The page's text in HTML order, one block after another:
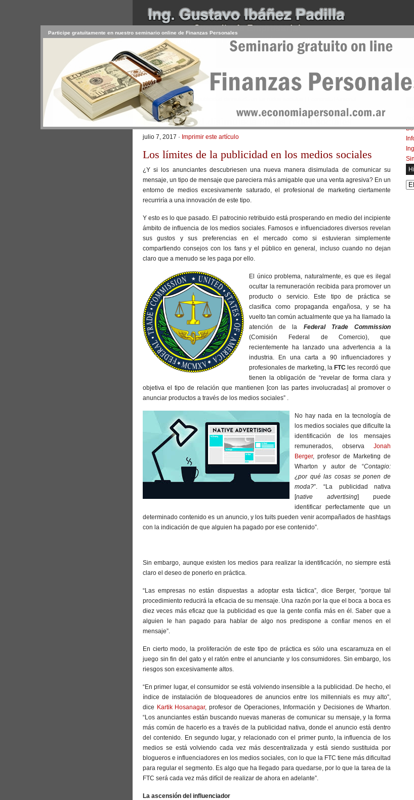
INICIO SERVICIOS
CONTACTO USUARIO
>Inicio/Artículos / La publicidad disimulada en las redes sociales | Economía Personal
La publicidad disimulada en las redes sociales
julio 7, 2017 · Imprimir este artículo
Los límites de la publicidad en los medios sociales
¿Y si los anunciantes descubriesen una nueva manera disimulada de comunicar su
mensaje, un tipo de mensaje que pareciera más amigable que una venta agresiva? En un
entorno de medios excesivamente saturado, el profesional de marketing ciertamente
recurriría a una innovación de este tipo.
Y esto es lo que pasado. El patrocinio retribuido está prosperando en medio del incipiente
ámbito de influencia de los medios sociales. Famosos e influenciadores diversos revelan
sus gustos y sus preferencias en el mercado como si estuvieran simplemente
compartiendo consejos con los fans y el público en general, incluso cuando no dejan
claro que a menudo se les paga por ello.
El único problema, naturalmente, es que es ilegal
ocultar la remuneración recibida para promover un
producto o servicio. Este tipo de práctica se
clasifica como propaganda engañosa, y se ha
vuelto tan común actualmente que ya ha llamado la
atención de la Federal Trade Commission
(Comisión Federal de Comercio), que
recientemente ha lanzado una advertencia a la
industria. En una carta a 90 influenciadores y
profesionales de marketing, la FTC les recordó que
tienen la obligación de “revelar de forma clara y
objetiva el tipo de relación que mantienen [con las partes involucradas] al promover o
anunciar productos a través de los medios sociales” .
No hay nada en la tecnología de
los medios sociales que dificulte la
identificación de los mensajes
remunerados, observa Jonah
Berger, profesor de Marketing de
Wharton y autor de “Contagio:
¿por qué las cosas se ponen de
moda?”. “La publicidad nativa
[native advertising] puede
identificar perfectamente que un
determinado contenido es un anuncio, y los tuits pueden venir acompañados de hashtags
con la indicación de que alguien ha pagado por ese contenido”.
Sin embargo, aunque existen los medios para realizar la identificación, no siempre está
claro el deseo de ponerlo en práctica.
“Las empresas no están dispuestas a adoptar esta táctica”, dice Berger, “porque tal
procedimiento reducirá la eficacia de su mensaje. Una razón por la que el boca a boca es
diez veces más eficaz que la publicidad es que la gente confía más en él. Saber que a
alguien le han pagado para hablar de algo nos predispone a confiar menos en el
mensaje”.
En cierto modo, la proliferación de este tipo de práctica es sólo una escaramuza en el
juego sin fin del gato y el ratón entre el anunciante y los consumidores. Sin embargo, los
riesgos son excesivamente altos.
“En primer lugar, el consumidor se está volviendo insensible a la publicidad. De hecho, el
índice de instalación de bloqueadores de anuncios entre los millennials es muy alto”,
dice Kartik Hosanagar, profesor de Operaciones, Información y Decisiones de Wharton.
“Los anunciantes están buscando nuevas maneras de comunicar su mensaje, y la forma
más común de hacerlo es a través de la publicidad nativa, donde el anuncio está dentro
del contenido. En segundo lugar, y relacionado con el primer punto, la influencia de los
medios se está volviendo cada vez más descentralizada y está siendo sustituida por
blogueros e influenciadores en los medios sociales, con lo que la FTC tiene más dificultad
para regular el segmento. Es algo que ha llegado para quedarse, por lo que la tarea de la
FTC será cada vez más difícil de realizar de ahora en adelante”.
La ascensión del influenciador
Participe gratuitamente en nuestro seminario online de Finanzas Personales